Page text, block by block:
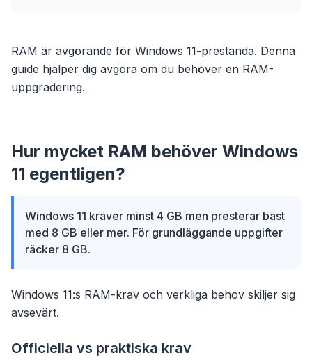
RAM är avgörande för Windows 11-prestanda. Denna
guide hjälper dig avgöra om du behöver en RAM-
uppgradering.
Hur mycket RAM behöver Windows
11 egentligen?
Windows 11 kräver minst 4 GB men presterar bäst
med 8 GB eller mer. För grundläggande uppgifter
räcker 8 GB.
Windows 11:s RAM-krav och verkliga behov skiljer sig
avsevärt.
Officiella vs praktiska krav